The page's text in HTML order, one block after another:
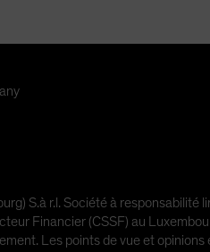
S.à r.l. Société à responsabilité
Financier (CSSF) au
Les points de vue et